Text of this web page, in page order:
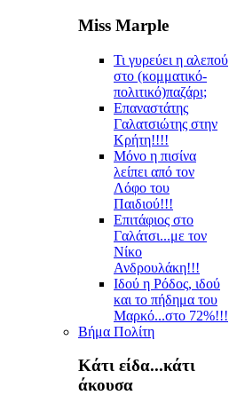
Miss Marple
Τι γυρεύει η αλεπού
στο (κομματικό-
πολιτικό)παζάρι;
Επαναστάτης
Γαλατσιώτης στην
Κρήτη!!!!
Μόνο η πισίνα
λείπει από τον
Λόφο του
Παιδιού!!!
Επιτάφιος στο
Γαλάτσι...με τον
Νίκο
Ανδρουλάκη!!!
Ιδού η Ρόδος, ιδού
και το πήδημα του
Μαρκό...στο 72%!!!
Βήμα Πολίτη
Κάτι είδα...κάτι
άκουσα